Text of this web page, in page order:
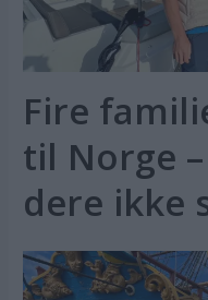
Fire
til Norge
dere ikke